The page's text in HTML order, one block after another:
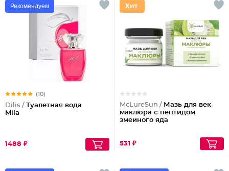
Рекомендуем
(10)
Dilis / Туалетная вода
Mila
1488 ₽
McLureSun / Мазь для век
маклюра с пептидом
змеиного яда
531 ₽